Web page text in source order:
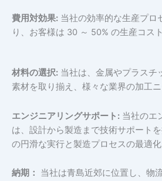
費用対効果: 当社の効率的な生産プロ
り、お客様は 30 ～ 50% の生産コス
材料の選択: 当社は、金属やプラスチ
素材を取り揃え、様々な業界の加工ニ
エンジニアリングサポート: 当社のエ
は、設計から製造まで技術サポート
の円滑な実行と製造プロセスの最適化
納期：
当社は青島近郊に位置し、物